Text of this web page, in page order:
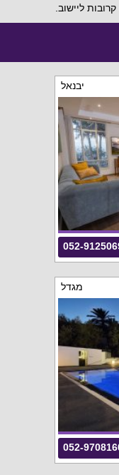
ליישוב.
יבנאל
052-
מגדל
052-